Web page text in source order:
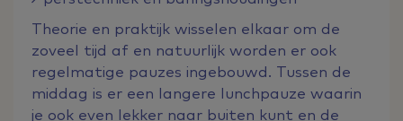
Theorie en praktijk wisselen elkaar om de
zoveel tijd af en natuurlijk worden er ook
regelmatige pauzes ingebouwd. Tussen de
middag is er een langere lunchpauze waarin
je ook even lekker naar buiten kunt en de